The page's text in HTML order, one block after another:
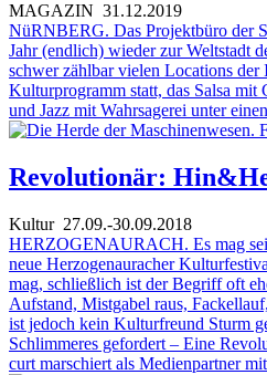
MAGAZIN 31.12.2019
NüRNBERG. Das Projektbüro der
Jahr (endlich) wieder zur Weltstadt
schwer zählbar vielen Locations der
Kulturprogramm statt, das Salsa
und Jazz mit Wahrsagerei unter
Revolutionär:
Kultur27.09.-30.09.2018
HERZOGENAURACH. Es mag
neue Herzogenauracher
mag, schließlich ist der Begriff oft
Aufstand, Mistgabel raus,
ist jedoch kein Kulturfreund Sturm
Schlimmeres gefordert – Eine
curt marschiert als Medienpartner